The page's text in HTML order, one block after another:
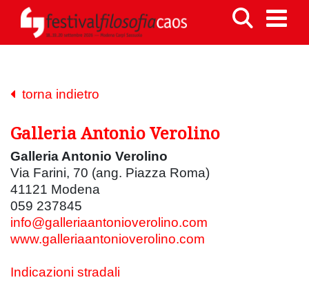
torna indietro
Galleria Antonio Verolino
Galleria Antonio Verolino
Via Farini, 70 (ang. Piazza Roma)
41121 Modena
059 237845
info@galleriaantonioverolino.com
www.galleriaantonioverolino.com
Indicazioni stradali